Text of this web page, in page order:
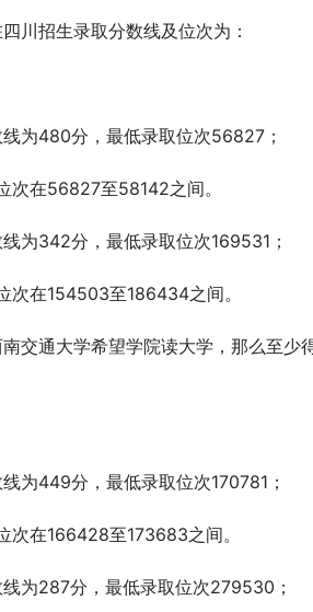
川招生录取分数线及位次为：
为480分，最低录取位次56827；
次在56827至58142之间。
为342分，最低录取位次169531；
次在154503至186434之间。
交通大学希望学院读大学，那么至少
为449分，最低录取位次170781；
次在166428至173683之间。
为287分，最低录取位次279530；